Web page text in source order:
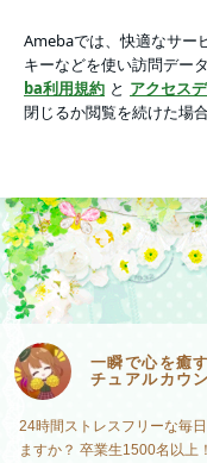
カウンセリング協会
アプリをダウンロード
ょう。
一瞬で心を癒
チュアルカウ
24時間ストレスフリーな毎
ますか？ 卒業生1500名以上